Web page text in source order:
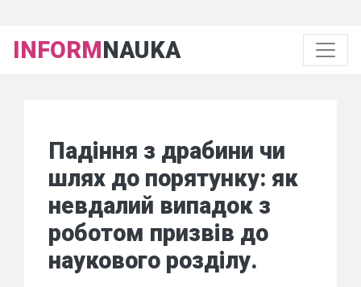
INFORMNAUKA
Падіння з драбини чи
шлях до порятунку: як
невдалий випадок з
роботом призвів до
наукового розділу.